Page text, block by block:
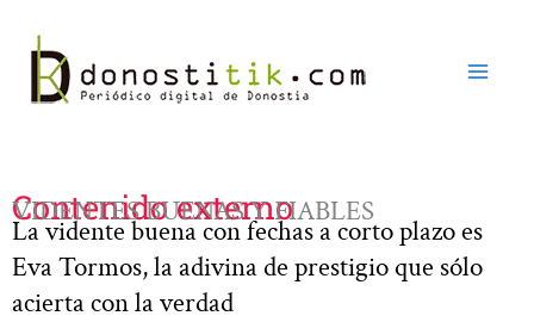
contenido
Contenido externo
VIDENTES BUENAS Y FIABLES
La vidente buena con fechas a corto plazo es
Eva Tormos, la adivina de prestigio que sólo
acierta con la verdad